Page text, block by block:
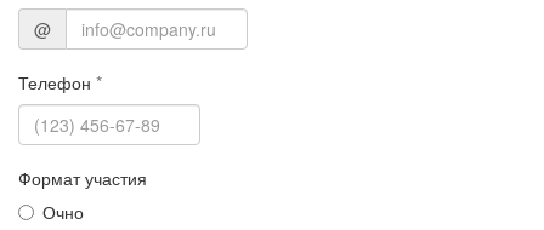
@
Телефон *
Формат участия
Очно